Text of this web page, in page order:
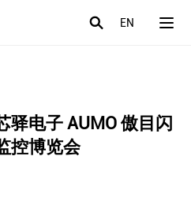
EN
驿电子 AUMO 傲目闪
控博览会